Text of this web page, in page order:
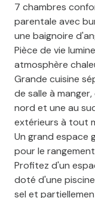
7 chambres
parentale avec
une baignoire
Pièce de vie
atmosphère
Grande cuisine
de salle à
nord et une au
extérieurs à tout
Un grand espace
pour le
Profitez d'un
doté d'une
sel et